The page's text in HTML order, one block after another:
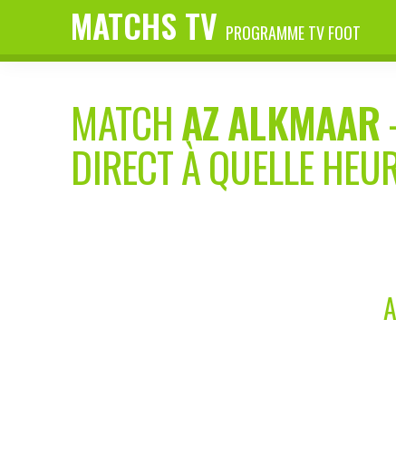
MATCHS TV PROGRAMME TV FOOT
MATCHAZ ALKMAAR
DIRECT À QUELLE